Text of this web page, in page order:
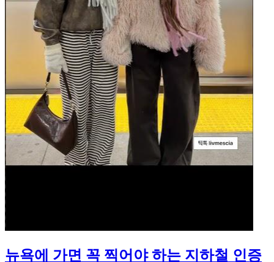
뉴욕에 가면 꼭 찍어야 하는 지하철 인증